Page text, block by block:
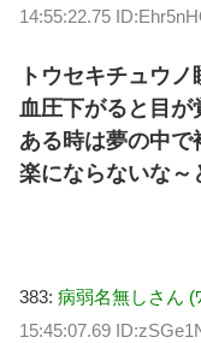
14:55:22.75
トウセキチュウ
血圧下がると目が
ある時は夢の中で
楽にならないな
383: 病弱名無しさん (
15:45:07.69